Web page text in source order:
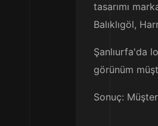
tasarımı
Balıklıgöl,
Şanlıurfa'da
görünüm
Sonuç: